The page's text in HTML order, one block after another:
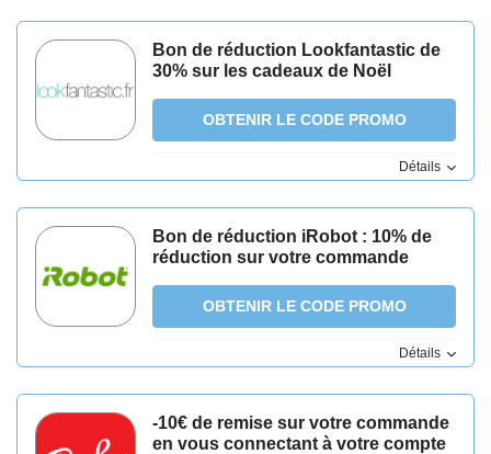
Bon de réduction Lookfantastic de
30% sur les cadeaux de Noël
OBTENIR LE CODE PROMO
Détails
Bon de réduction iRobot : 10% de
réduction sur votre commande
OBTENIR LE CODE PROMO
Détails
-10€ de remise sur votre commande
en vous connectant à votre compte